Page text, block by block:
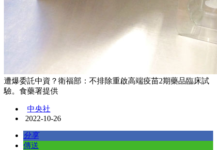
遭爆委託中資？衛福部：不排除重啟高端疫苗2期藥品臨床試
驗。食藥署提供
中央社
2022-10-26
分享
傳送